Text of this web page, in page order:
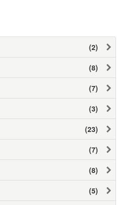
(2)
(8)
(7)
(3)
(23)
(7)
(8)
(5)